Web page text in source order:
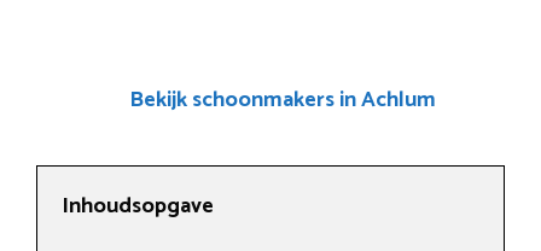
Bekijk schoonmakers in Achlum
Inhoudsopgave